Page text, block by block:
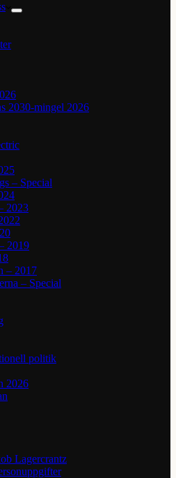
2030-mingel 2026
– Special
2023
2019
– 2017
– Special
politik
2026
Lagercrantz